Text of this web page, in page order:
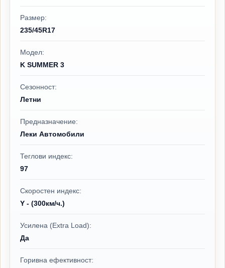
Размер:
235/45R17
Модел:
K SUMMER 3
Сезонност:
Летни
Предназначение:
Леки Автомобили
Теглови индекс:
97
Скоростен индекс:
Y - (300км/ч.)
Усилена (Extra Load):
Да
Горивна ефективност: